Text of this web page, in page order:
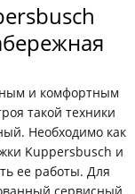
и комфортным
такой техники
Необходимо как
Kuppersbusch и
ее работы. Для